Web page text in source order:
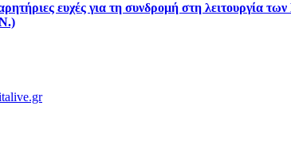
ευχές για τη συνδρομή στη